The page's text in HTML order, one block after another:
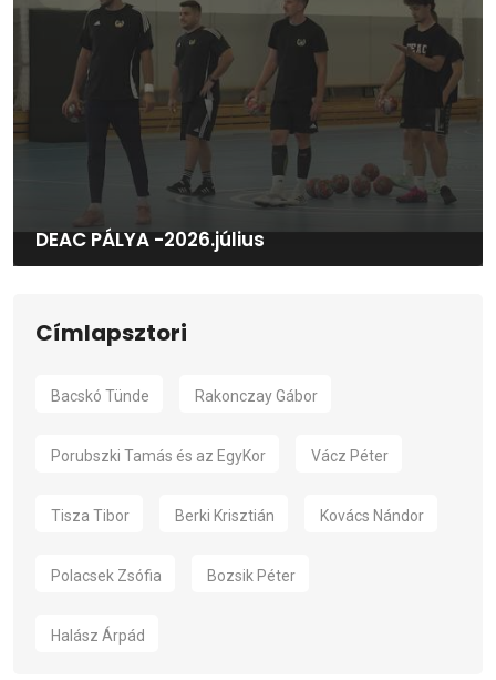
DEAC PÁLYA -2026.július
Címlapsztori
Bacskó Tünde Rakonczay Gábor
Porubszki Tamás és az EgyKor Vácz Péter
Tisza Tibor Berki Krisztián Kovács Nándor
Polacsek Zsófia Bozsik Péter
Halász Árpád